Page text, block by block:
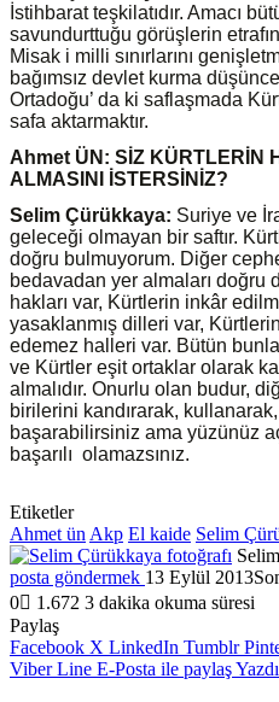
İstihbarat teşkilatıdır. Amacı
savundurttuğu görüşlerin
Misak i milli sınırlarını
bağımsız devlet kurma
Ortadoğu’ da ki saflaşmada
safa aktarmaktır.
Ahmet ÜN: SİZ KÜRTLERİN
ALMASINI İSTERSİNİZ?
Selim Çürükkaya: Suriye ve
geleceği olmayan bir saftır.
doğru bulmuyorum. Diğer
bedavadan yer almaları doğru
hakları var, Kürtlerin inkâr
yasaklanmış dilleri var,
edemez halleri var. Bütün
ve Kürtler eşit ortaklar olarak
almalıdır. Onurlu olan budur,
birilerini kandırarak,
başarabilirsiniz ama yüzünüz
başarılı olamazsınız.
Etiketler
Ahmet ün Akp El kaide Selim
posta göndermek 13 Eylül 2013
0
1.672 3 dakika okuma süresi
Paylaş
Facebook X LinkedIn Tumblr
Viber Line E-Posta ile paylaş